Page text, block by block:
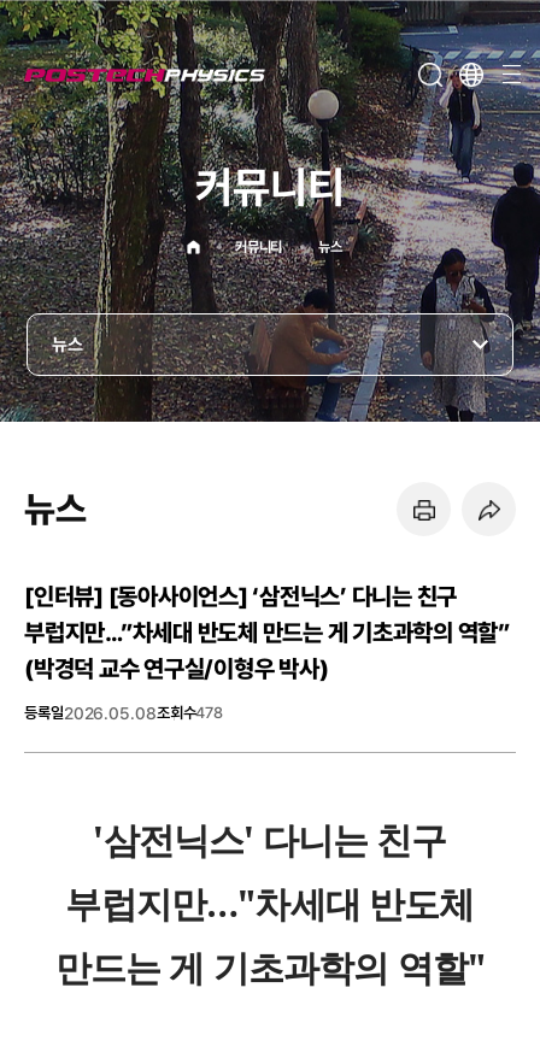
커뮤니티
커뮤니티 뉴스
뉴스
뉴스
[인터뷰] [동아사이언스] ‘삼전닉스’ 다니는 친구
부럽지만…”차세대 반도체 만드는 게 기초과학의 역할”
(박경덕 교수 연구실/이형우 박사)
등록일2026.05.08조회수478
'삼전닉스' 다니는 친구
부럽지만…"차세대 반도체
만드는 게 기초과학의 역할"